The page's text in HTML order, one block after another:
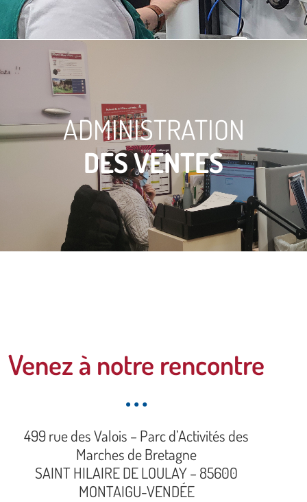
ADMINISTRATION
DES VENTES
Venez à notre rencontre
499 rue des Valois – Parc d’Activités des
Marches de Bretagne
SAINT HILAIRE DE LOULAY – 85600
MONTAIGU-VENDÉE